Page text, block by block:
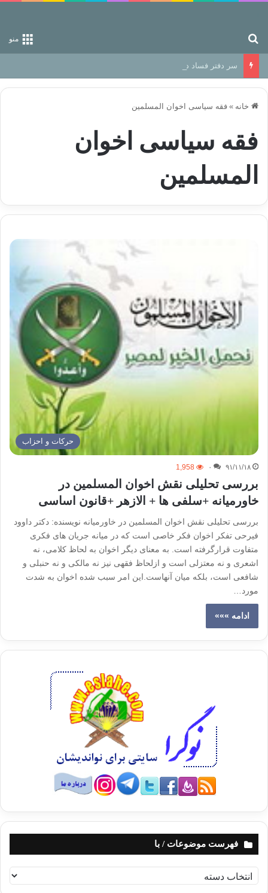
منو
سر دفتر فساد در زمین‌، دوری وکناره‌گیری از راه خداست‌!
خانه » فقه سیاسی اخوان المسلمین
فقه سیاسی اخوان
المسلمین
حركات و احزاب
۹۱/۱۱/۱۸ ۰ 1,958
بررسی تحلیلی نقش اخوان المسلمین در
خاورمیانه +سلفی ها + الازهر +قانون اساسی
بررسی تحلیلی نقش اخوان المسلمین در خاورمیانه نویسنده: دکتر داوود
فیرحی تفکر اخوان فکر خاصی است که در میانه جریان های فکری
متفاوت قرارگرفته است. به معنای دیگر اخوان به لحاظ کلامی، نه
اشعری و نه معتزلی است و ازلحاظ فقهی نیز نه مالکی و نه حنبلی و
شافعی است، بلکه میان آنهاست.این امر سبب شده اخوان به شدت
مورد…
ادامه »»»
فهرست موضوعات / با
ه